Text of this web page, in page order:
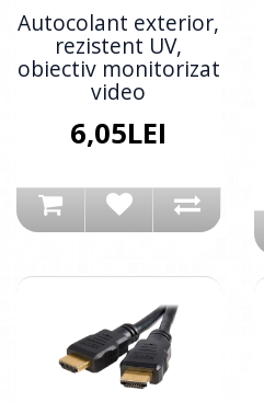
Autocolant exterior,
rezistent UV,
obiectiv monitorizat
video
6,05LEI